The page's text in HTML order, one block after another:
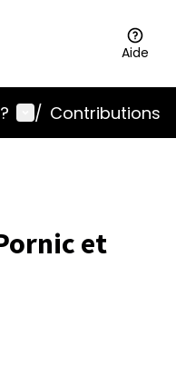
Aide
Menu utilisateur
/ Contributions
et